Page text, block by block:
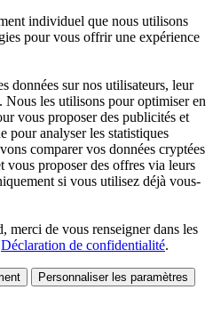
individuel que nous utilisons
pour vous offrir une expérience
données sur nos utilisateurs, leur
Nous les utilisons pour optimiser en
vous proposer des publicités et
pour analyser les statistiques
comparer vos données cryptées
vous proposer des offres via leurs
si vous utilisez déjà vous-
merci de vous renseigner dans les
Déclaration de confidentialité.
Personnaliser les paramètres